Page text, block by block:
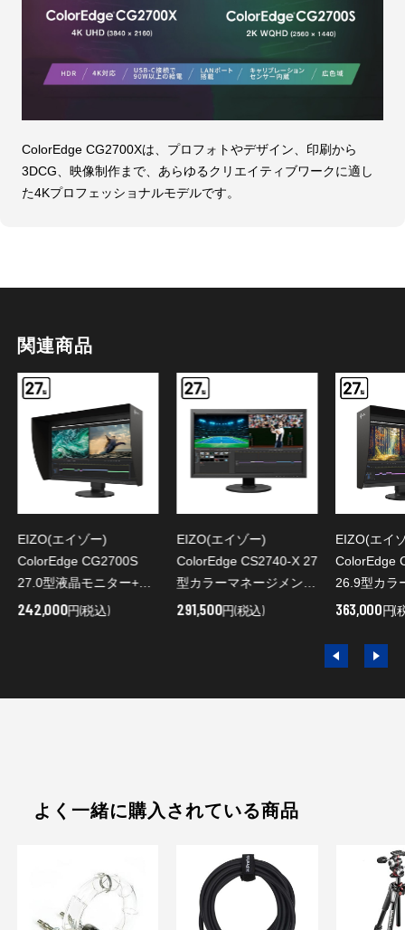
ColorEdge CG2700Xは、プロフォトやデザイン、印刷から
3DCG、映像制作まで、あらゆるクリエイティブワークに適し
た4Kプロフェッショナルモデルです。
関連商品
EIZO(エイゾー)
ColorEdge CG2700S
27.0型液晶モニター+遮
光フード同梱 CG2700S-
242,000円(税込)
EIZO(エイゾー)
ColorEdge CS2740-X 27
型カラーマネージメント
液晶モニター
291,500円(税込)
EIZO(エイ
ColorEdge
26.9型カラ
ント液晶モ
BK
363,000円(
よく一緒に購入されている商品